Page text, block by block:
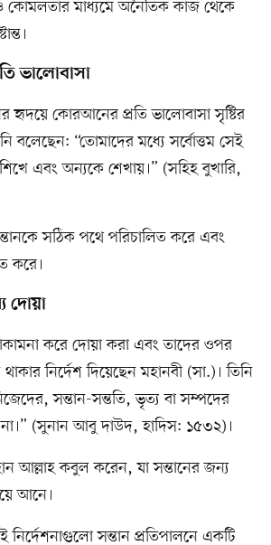
কোমলতার মাধ্যমে অনৈতিক কাজ থেকে
ভালোবাসা
হৃদয়ে কোরআনের প্রতি ভালোবাসা সৃষ্টির
বলেছেন: “তোমাদের মধ্যে সর্বোত্তম সেই
এবং অন্যকে শেখায়।” (সহিহ বুখারি,
সঠিক পথে পরিচালিত করে এবং
করে।
দোয়া
করে দোয়া করা এবং তাদের ওপর
নির্দেশ দিয়েছেন মহানবী (সা.)। তিনি
সন্তান-সন্ততি, ভৃত্য বা সম্পদের
(সুনান আবু দাউদ, হাদিস: ১৫৩২)।
আল্লাহ কবুল করেন, যা সন্তানের জন্য
আনে।
সন্তান প্রতিপালনে একটি